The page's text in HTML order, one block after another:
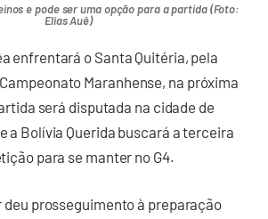
e pode ser uma opção para a partida (Foto:
Elias Auê)
enfrentará o Santa Quitéria, pela
Maranhense, na próxima
será disputada na cidade de
a Bolívia Querida buscará a terceira
para se manter no G4.
deu prosseguimento à preparação